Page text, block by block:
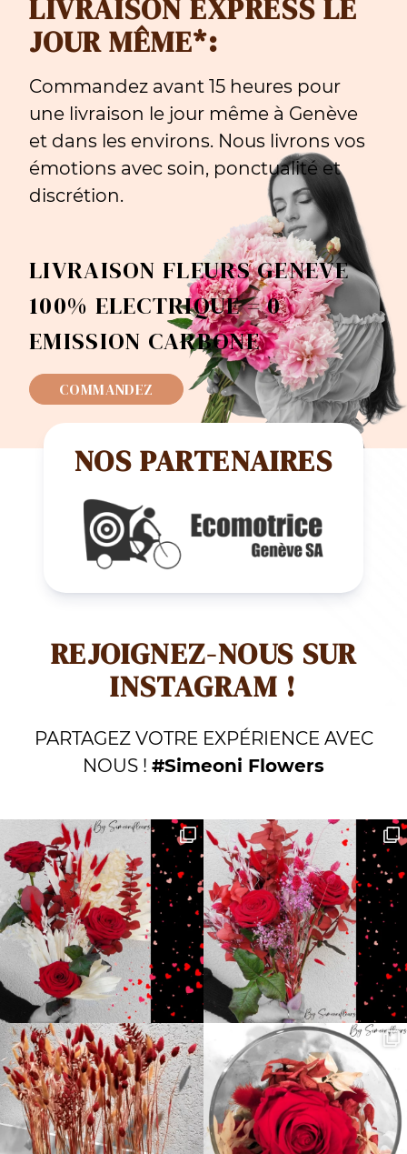
LIVRAISON EXPRESS LE
JOUR MÊME*:
Commandez avant 15 heures pour
une livraison le jour même à Genève
et dans les environs. Nous livrons vos
émotions avec soin, ponctualité et
discrétion.
LIVRAISON FLEURS GENEVE
100% ELECTRIQUE = 0
EMISSION CARBONE
COMMANDEZ
NOS PARTENAIRES
REJOIGNEZ-NOUS SUR
INSTAGRAM !
PARTAGEZ VOTRE EXPÉRIENCE AVEC
NOUS ! #Simeoni Flowers